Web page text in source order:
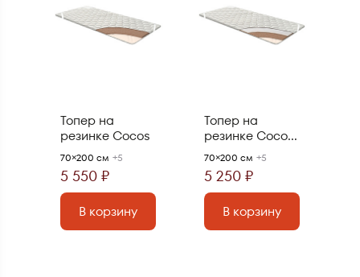
Топер на
резинке Cocos
70×200 см +5
5 550 ₽
В корзину
Топер на
резинке Cocos
Plus
70×200 см +5
5 250 ₽
В корзину